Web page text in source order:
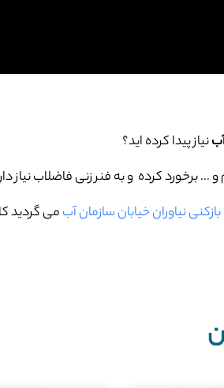
نیاز پیدا کرده اید؟
کرده و به فنر زنی فاضلاب نیاز
بازکنی نیاوران خیابان سازمان آبمی گردید